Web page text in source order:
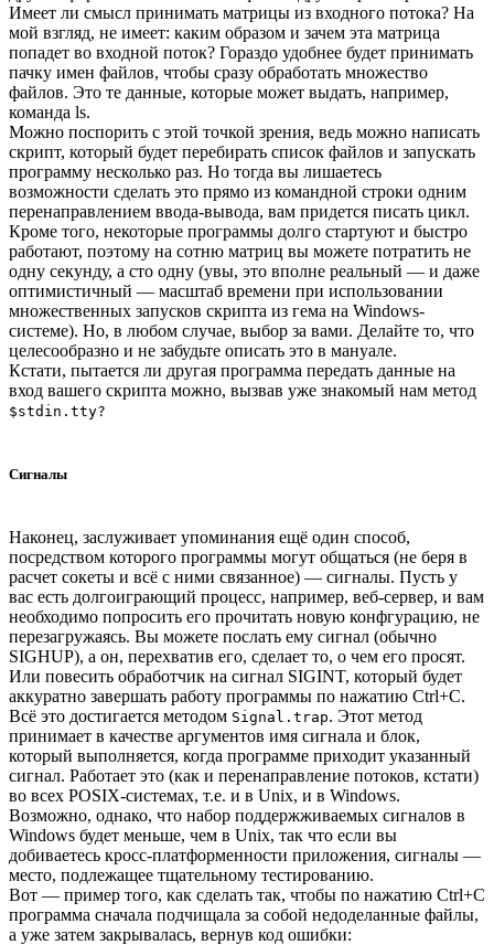
Имеет ли смысл принимать матрицы из входного потока? На
мой взгляд, не имеет: каким образом и зачем эта матрица
попадет во входной поток? Гораздо удобнее будет принимать
пачку имен файлов, чтобы сразу обработать множество
файлов. Это те данные, которые может выдать, например,
команда ls.
Можно поспорить с этой точкой зрения, ведь можно написать
скрипт, который будет перебирать список файлов и запускать
программу несколько раз. Но тогда вы лишаетесь
возможности сделать это прямо из командной строки одним
перенаправлением ввода-вывода, вам придется писать цикл.
Кроме того, некоторые программы долго стартуют и быстро
работают, поэтому на сотню матриц вы можете потратить не
одну секунду, а сто одну (увы, это вполне реальный — и даже
оптимистичный — масштаб времени при использовании
множественных запусков скрипта из гема на Windows-
системе). Но, в любом случае, выбор за вами. Делайте то, что
целесообразно и не забудьте описать это в мануале.
Кстати, пытается ли другая программа передать данные на
вход вашего скрипта можно, вызвав уже знакомый нам метод
$stdin.tty?
Сигналы
Наконец, заслуживает упоминания ещё один способ,
посредством которого программы могут общаться (не беря в
расчет сокеты и всё с ними связанное) — сигналы. Пусть у
вас есть долгоиграющий процесс, например, веб-сервер, и вам
необходимо попросить его прочитать новую конфгурацию, не
перезагружаясь. Вы можете послать ему сигнал (обычно
SIGHUP), а он, перехватив его, сделает то, о чем его просят.
Или повесить обработчик на сигнал SIGINT, который будет
аккуратно завершать работу программы по нажатию Ctrl+C.
Всё это достигается методом Signal.trap. Этот метод
принимает в качестве аргументов имя сигнала и блок,
который выполняется, когда программе приходит указанный
сигнал. Работает это (как и перенаправление потоков, кстати)
во всех POSIX-системах, т.е. и в Unix, и в Windows.
Возможно, однако, что набор поддержживаемых сигналов в
Windows будет меньше, чем в Unix, так что если вы
добиваетесь кросс-платформенности приложения, сигналы —
место, подлежащее тщательному тестированию.
Вот — пример того, как сделать так, чтобы по нажатию Ctrl+C
программа сначала подчищала за собой недоделанные файлы,
а уже затем закрывалась, вернув код ошибки: